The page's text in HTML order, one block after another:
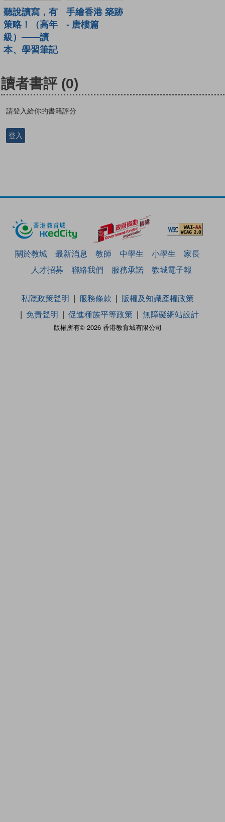
聽說讀寫，有
策略！（高年
級）——讀
本、學習筆記
手繪香港 築跡
- 唐樓篇
讀者書評 (0)
請登入給你的書籍評分
登入
關於教城 最新消息 教師 中學生 小學生
家長
人才招募
聯絡我們 服務承諾 教城電子報
版權所有© 2026 香港教育城有限公司
私隱政策聲明 服務條款
版權及知識產權政策
免責聲明
促進種族平等政策 無障礙網站設計